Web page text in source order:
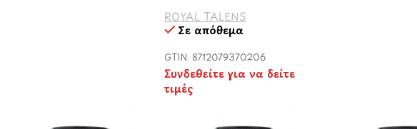
ROYAL TALENS
Σε απόθεμα
GTIN: 8712079370206
Συνδεθείτε για να δείτε
τιμές